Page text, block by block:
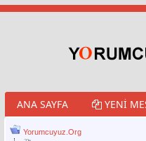
ANA SAYFA YENI
Yorumcuyuz.Org